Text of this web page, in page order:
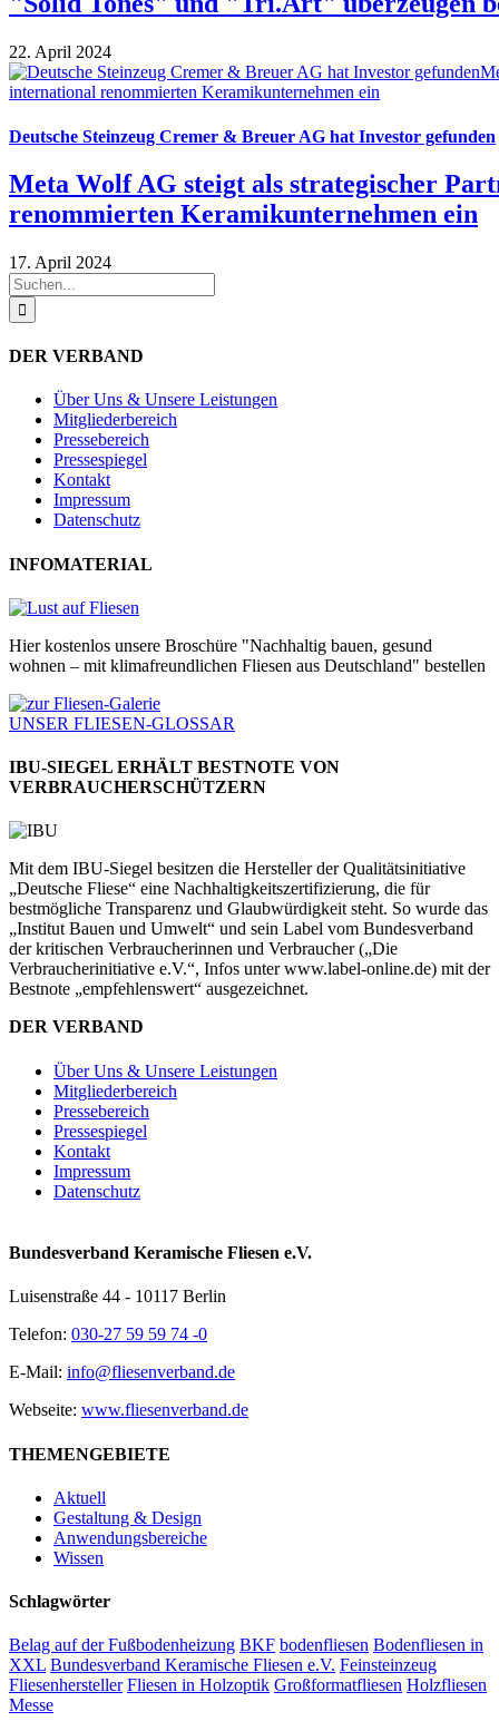
22. April 2024
Deutsche Steinzeug Cremer & Breuer AG hat Investor gefunden
Meta Wolf AG steigt als strategischer
renommierten Keramikunternehmen ein
17. April 2024
Suche
nach:
DER VERBAND
Über Uns & Unsere Leistungen
Mitgliederbereich
Pressebereich
Pressespiegel
Kontakt
Impressum
Datenschutz
INFOMATERIAL
Hier kostenlos unsere Broschüre "Nachhaltig bauen, gesund
wohnen – mit klimafreundlichen Fliesen aus Deutschland" bestellen
UNSER FLIESEN-GLOSSAR
IBU-SIEGEL ERHÄLT BESTNOTE VON
VERBRAUCHERSCHÜTZERN
Mit dem IBU-Siegel besitzen die Hersteller der Qualitätsinitiative
„Deutsche Fliese“ eine Nachhaltigkeitszertifizierung, die für
bestmögliche Transparenz und Glaubwürdigkeit steht. So wurde das
„Institut Bauen und Umwelt“ und sein Label vom Bundesverband
der kritischen Verbraucherinnen und Verbraucher („Die
Verbraucherinitiative e.V.“, Infos unter www.label-online.de) mit der
Bestnote „empfehlenswert“ ausgezeichnet.
DER VERBAND
Über Uns & Unsere Leistungen
Mitgliederbereich
Pressebereich
Pressespiegel
Kontakt
Impressum
Datenschutz
Bundesverband Keramische Fliesen e.V.
Luisenstraße 44 - 10117 Berlin
Telefon: 030-27 59 59 74 -0
E-Mail: info@fliesenverband.de
Webseite: www.fliesenverband.de
THEMENGEBIETE
Aktuell
Gestaltung & Design
Anwendungsbereiche
Wissen
Schlagwörter
Belag auf der Fußbodenheizung BKF bodenfliesen Bodenfliesen in
XXL Bundesverband Keramische Fliesen e.V. Feinsteinzeug
Fliesenhersteller Fliesen in Holzoptik Großformatfliesen Holzfliesen
Messe